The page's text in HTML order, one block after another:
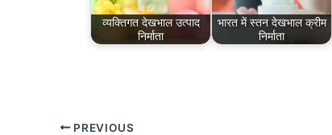
व्यक्तिगत देखभाल उत्पाद
निर्माता
भारत में स्तन देखभाल क्रीम
निर्माता
PREVIOUS